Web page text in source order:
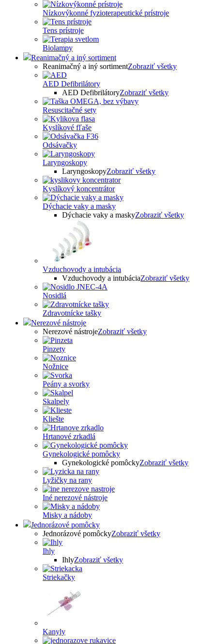
Nízkovýkonné fyzioterapeutické prístroje
Tens prístroje
Biolampy
Reanimačný a iný sortiment
Reanimačný a iný sortimentZobraziť všetky
AED Defibrilátory
AED DefibrilátoryZobraziť všetky
Resuscitačné sety
Kyslíkové fľaše
Odsávačky
Laryngoskopy
LaryngoskopyZobraziť všetky
Kyslíkový koncentrátor
Dýchacie vaky a masky
Dýchacie vaky a maskyZobraziť všetky
Vzduchovody a intubácia
Vzduchovody a intubáciaZobraziť všetky
Nosidlá
Zdravotnícke tašky
Nerezové nástroje
Nerezové nástrojeZobraziť všetky
Pinzety
Nožnice
Peány a svorky
Skalpely
Kliešte
Hrtanové zrkadlá
Gynekologické pomôcky
Gynekologické pomôckyZobraziť všetky
Lyžičky na rany
Iné nerezové nástroje
Misky a nádoby
Jednorázové pomôcky
Jednorázové pomôckyZobraziť všetky
Ihly
IhlyZobraziť všetky
Striekačky
Kanyly